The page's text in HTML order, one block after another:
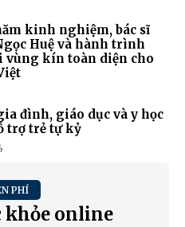
kinh nghiệm, bác sĩ
Huệ và hành trình
vùng kín toàn diện cho
đình, giáo dục và y học
trợ trẻ tự kỷ
PHÍ
khỏe online